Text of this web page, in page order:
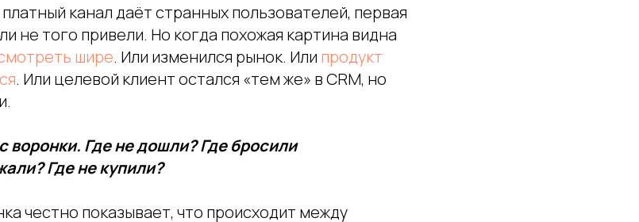
канал даёт странных пользователей, первая
не того привели. Но когда похожая картина видна
шире. Или изменился рынок. Или продукт
. Или целевой клиент остался «тем же» в CRM, но
воронки. Где не дошли? Где бросили
Где не купили?
честно показывает, что происходит между